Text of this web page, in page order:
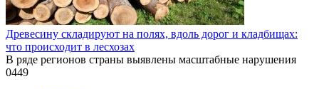
Древесину складируют на полях, вдоль дорог и кладбищах:
что происходит в лесхозах
В ряде регионов страны выявлены масштабные нарушения
0449